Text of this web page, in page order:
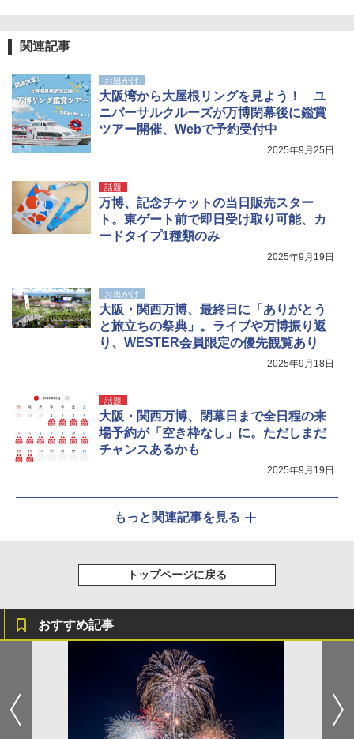
関連記事
お出かけ
大阪湾から大屋根リングを見よう！ ユ
ニバーサルクルーズが万博閉幕後に鑑賞
ツアー開催、Webで予約受付中
2025年9月25日
話題
万博、記念チケットの当日販売スター
ト。東ゲート前で即日受け取り可能、カ
ードタイプ1種類のみ
2025年9月19日
お出かけ
大阪・関西万博、最終日に「ありがとう
と旅立ちの祭典」。ライブや万博振り返
り、WESTER会員限定の優先観覧あり
2025年9月18日
話題
大阪・関西万博、閉幕日まで全日程の来
場予約が「空き枠なし」に。ただしまだ
チャンスあるかも
2025年9月19日
もっと関連記事を見る
トップページに戻る
おすすめ記事